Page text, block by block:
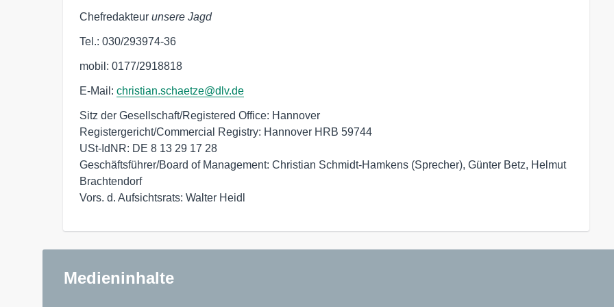
Chefredakteur unsere Jagd
Tel.: 030/293974-36
mobil: 0177/2918818
E-Mail: christian.schaetze@dlv.de
Sitz der Gesellschaft/Registered Office: Hannover
Registergericht/Commercial Registry: Hannover HRB 59744
USt-IdNR: DE 8 13 29 17 28
Geschäftsführer/Board of Management: Christian Schmidt-Hamkens (Sprecher), Günter Betz, Helmut
Brachtendorf
Vors. d. Aufsichtsrats: Walter Heidl
Medieninhalte